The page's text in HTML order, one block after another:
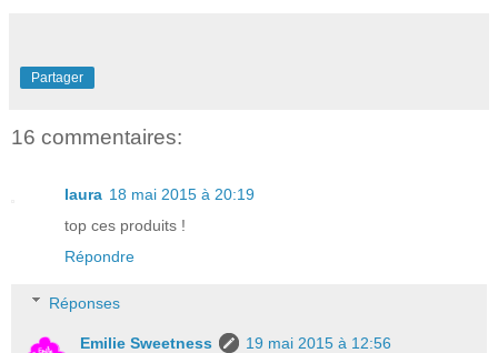
Partager
16 commentaires:
laura 18 mai 2015 à 20:19
top ces produits !
Répondre
Réponses
Emilie Sweetness
19 mai 2015 à 12:56